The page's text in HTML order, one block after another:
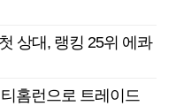
상대, 랭킹 25위 에콰
홈런으로 트레이드